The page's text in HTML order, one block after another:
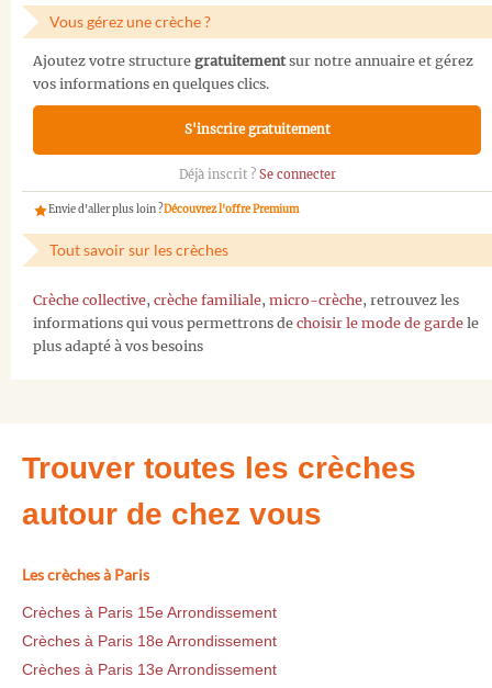
Vous gérez une crèche ?
Ajoutez votre structure gratuitementsur notre annuaire et gérez
vos informations en quelques clics.
S'inscrire gratuitement
Déjà inscrit ? Se connecter
Envie d'aller plus loin ?Découvrez l'offre Premium
Tout savoir sur les crèches
Crèche collective, crèche familiale, micro-crèche, retrouvez les
informations qui vous permettrons de choisir le mode de garde le
plus adapté à vos besoins
Trouver toutes les crèches
autour de chez vous
Les crèches à Paris
Crèches à Paris 15e Arrondissement
Crèches à Paris 18e Arrondissement
Crèches à Paris 13e Arrondissement